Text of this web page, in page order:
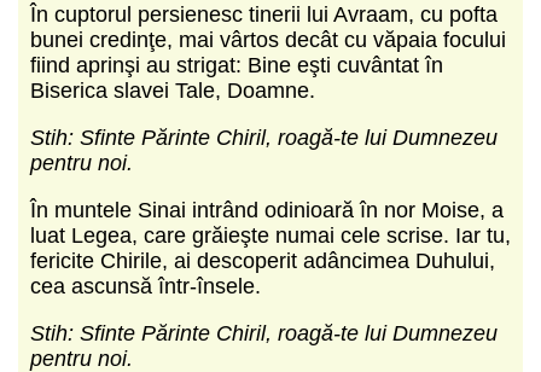
În cuptorul persienesc tinerii lui Avraam, cu pofta
bunei credinţe, mai vârtos decât cu văpaia focului
fiind aprinşi au strigat: Bine eşti cuvântat în
Biserica slavei Tale, Doamne.
Stih: Sfinte Părinte Chiril, roagă-te lui Dumnezeu
pentru noi.
În muntele Sinai intrând odinioară în nor Moise, a
luat Legea, care grăieşte numai cele scrise. Iar tu,
fericite Chirile, ai descoperit adâncimea Duhului,
cea ascunsă într-însele.
Stih: Sfinte Părinte Chiril, roagă-te lui Dumnezeu
pentru noi.